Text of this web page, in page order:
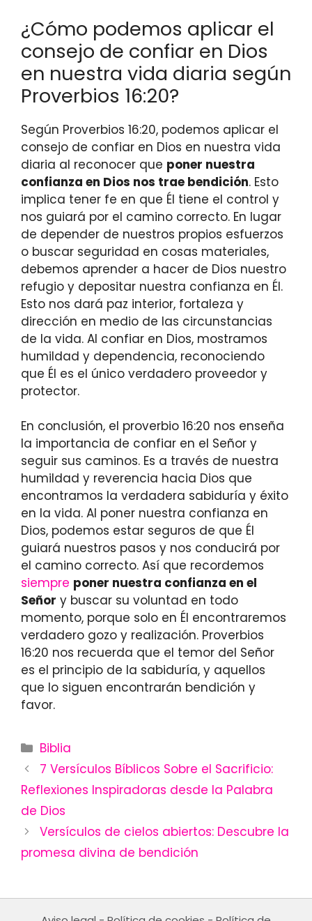
¿Cómo podemos aplicar el
consejo de confiar en Dios
en nuestra vida diaria según
Proverbios 16:20?
Según Proverbios 16:20, podemos aplicar el
consejo de confiar en Dios en nuestra vida
diaria al reconocer que poner nuestra
confianza en Dios nos trae bendición. Esto
implica tener fe en que Él tiene el control y
nos guiará por el camino correcto. En lugar
de depender de nuestros propios esfuerzos
o buscar seguridad en cosas materiales,
debemos aprender a hacer de Dios nuestro
refugio y depositar nuestra confianza en Él.
Esto nos dará paz interior, fortaleza y
dirección en medio de las circunstancias
de la vida. Al confiar en Dios, mostramos
humildad y dependencia, reconociendo
que Él es el único verdadero proveedor y
protector.
En conclusión, el proverbio 16:20 nos enseña
la importancia de confiar en el Señor y
seguir sus caminos. Es a través de nuestra
humildad y reverencia hacia Dios que
encontramos la verdadera sabiduría y éxito
en la vida. Al poner nuestra confianza en
Dios, podemos estar seguros de que Él
guiará nuestros pasos y nos conducirá por
el camino correcto. Así que recordemos
siempre poner nuestra confianza en el
Señor y buscar su voluntad en todo
momento, porque solo en Él encontraremos
verdadero gozo y realización. Proverbios
16:20 nos recuerda que el temor del Señor
es el principio de la sabiduría, y aquellos
que lo siguen encontrarán bendición y
favor.
Categories
Biblia
7 Versículos Bíblicos Sobre el Sacrificio:
Reflexiones Inspiradoras desde la Palabra
de Dios
Versículos de cielos abiertos: Descubre la
promesa divina de bendición